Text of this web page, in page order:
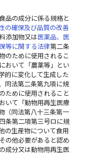
品の成分に係る規格と
の確保及び品質の改善
添加物又は医薬品、医
等に関する法律第二条
のために使用されるこ
おいて「農薬等」とい
的に変化して生成した
同法第二条第九項に規
ために使用されること
いて「動物用再生医療
（同法第八十三条第一
条第二項第三号ロに規
の生産物について食用
の他必要があると認め
成分又は動物用再生医